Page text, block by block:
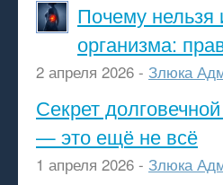
Почему нельзя
организма:
2 апреля 2026 - Злюка
Секрет
— это ещё не всё
1 апреля 2026 - Злюка